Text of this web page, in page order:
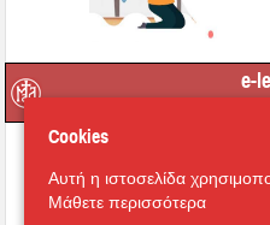
e-
Cookies
Αυτή η ιστοσελίδα
Μάθετε περισσότερα